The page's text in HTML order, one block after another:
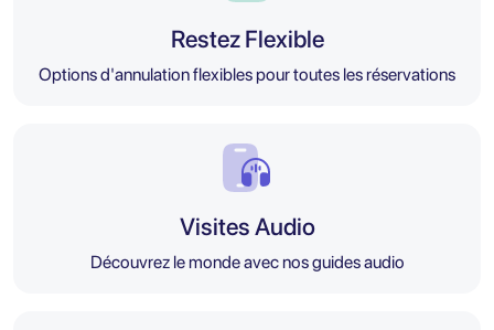
Restez Flexible
Options d'annulation flexibles pour toutes les réservations
Visites Audio
Découvrez le monde avec nos guides audio